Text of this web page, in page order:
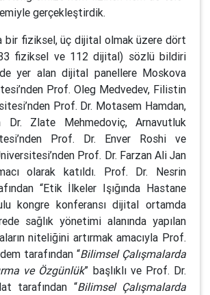
gerçekleştirdik.
bir fiziksel, üç dijital olmak üzere dört
fiziksel ve 112 dijital) sözlü bildiri
yer alan dijital panellere Moskova
Prof. Oleg Medvedev, Filistin
Prof. Dr. Motasem Hamdan,
Dr. Zlate Mehmedoviç, Arnavutluk
Prof. Dr. Enver Roshi ve
Prof. Dr. Farzan Ali Jan
olarak katıldı. Prof. Dr. Nesrin
“Etik İlkeler Işığında Hastane
kongre konferansı dijital ortamda
sağlık yönetimi alanında yapılan
niteliğini artırmak amacıyla Prof.
tarafından “Bilimsel Çalışmalarda
ve Özgünlük” başlıklı ve Prof. Dr.
tarafından “Bilimsel Çalışmalarda